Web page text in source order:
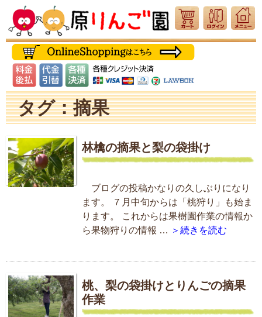
タグ：摘果
林檎の摘果と梨の袋掛け
ブログの投稿かなりの久しぶりになり
ます。 ７月中旬からは「桃狩り」も始ま
ります。 これからは果樹園作業の情報か
ら果物狩りの情報 … ＞続きを読む
桃、梨の袋掛けとりんごの摘果
作業